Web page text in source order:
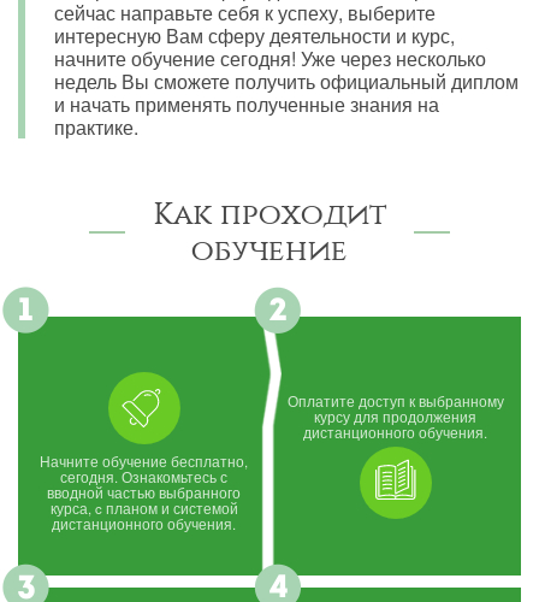
сейчас направьте себя к успеху, выберите
интересную Вам сферу деятельности и курс,
начните обучение сегодня! Уже через несколько
недель Вы сможете получить официальный диплом
и начать применять полученные знания на
практике.
Как проходит
обучение
Начните обучение бесплатно,
сегодня. Ознакомьтесь с
вводной частью выбранного
курса, c планом и системой
дистанционного обучения.
Оплатите доступ к выбранному
курсу для продолжения
дистанционного обучения.